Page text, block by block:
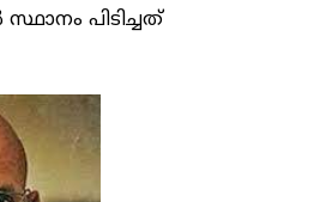
പിടിച്ചത്